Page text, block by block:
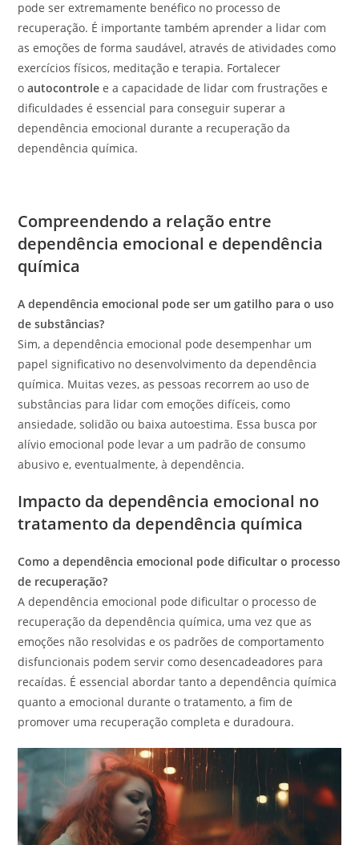
pode ser extremamente benéfico no processo de
recuperação. É importante também aprender a lidar com
as emoções de forma saudável, através de atividades como
exercícios físicos, meditação e terapia. Fortalecer
oautocontrole e a capacidade de lidar com frustrações e
dificuldades é essencial para conseguir superar a
dependência emocional durante a recuperação da
dependência química.
Compreendendo a relação entre
dependência emocional e dependência
química
A dependência emocional pode ser um gatilho para o uso
de substâncias?
Sim, a dependência emocional pode desempenhar um
papel significativo no desenvolvimento da dependência
química. Muitas vezes, as pessoas recorrem ao uso de
substâncias para lidar com emoções difíceis, como
ansiedade, solidão ou baixa autoestima. Essa busca por
alívio emocional pode levar a um padrão de consumo
abusivo e, eventualmente, à dependência.
Impacto da dependência emocional no
tratamento da dependência química
Como a dependência emocional pode dificultar o processo
de recuperação?
A dependência emocional pode dificultar o processo de
recuperação da dependência química, uma vez que as
emoções não resolvidas e os padrões de comportamento
disfuncionais podem servir como desencadeadores para
recaídas. É essencial abordar tanto a dependência química
quanto a emocional durante o tratamento, a fim de
promover uma recuperação completa e duradoura.